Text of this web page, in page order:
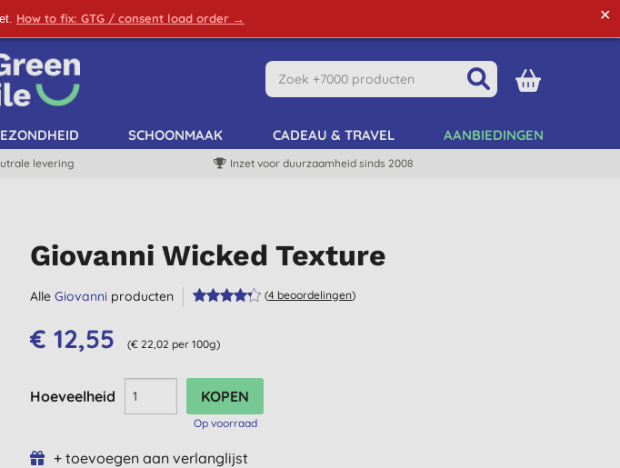
How to fix: GTG / consent load order → ✕
SCHOONMAAK CADEAU & TRAVEL AANBIEDINGEN
levering Inzet voor duurzaamheid sinds 2008
Giovanni Wicked Texture
AlleGiovanni producten (4 beoordelingen)
€ 12,55 (€ 22,02 per 100g)
Hoeveelheid
Op voorraad
+ toevoegen aan verlanglijst